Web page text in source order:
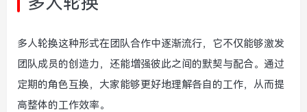
多人轮换这种形式在团队合作中逐渐流行，它不仅能够激发
团队成员的创造力，还能增强彼此之间的默契与配合。通过
定期的角色互换，大家能够更好地理解各自的工作，从而提
高整体的工作效率。